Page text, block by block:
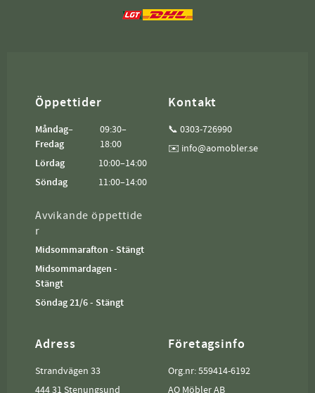
Öppettider
Måndag–
Fredag
09:30–
18:00
Lördag
10:00–14:00
Söndag
11:00–14:00
Avvikande öppettide
r
Midsommarafton - Stängt
Midsommardagen -
Stängt
Söndag 21/6 - Stängt
Kontakt
📞 0303-726990
✉️ info@aomobler.se
Adress
Strandvägen 33
444 31 Stenungsund
Företagsinfo
Org.nr: 559414-6192
AO Möbler AB